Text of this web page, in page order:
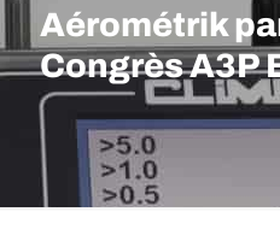
Aérométrik
Congrès A3P